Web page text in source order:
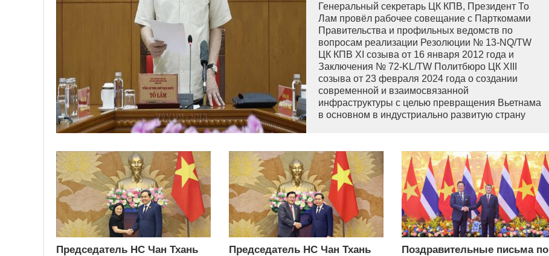
Генеральный секретарь ЦК КПВ, Президент То
Лам провёл рабочее совещание с Парткомами
Правительства и профильных ведомств по
вопросам реализации Резолюции № 13-NQ/TW
ЦК КПВ XI созыва от 16 января 2012 года и
Заключения № 72-KL/TW Политбюро ЦК XIII
созыва от 23 февраля 2024 года о создании
современной и взаимосвязанной
инфраструктуры с целью превращения Вьетнама
в основном в индустриально развитую страну
Председатель НС Чан Тхань
Председатель НС Чан Тхань
Поздравительные письма по